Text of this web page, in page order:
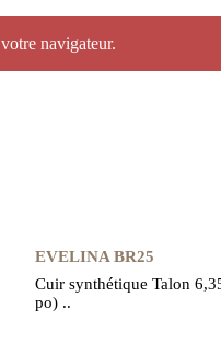
navigateur.
EVELINA BR25
Cuir synthétique Talon
po) ..